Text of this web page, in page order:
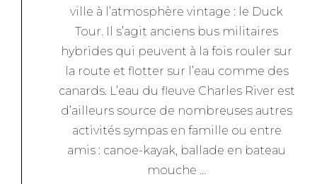
ville à l’atmosphère vintage : le Duck
Tour. Il s’agit anciens bus militaires
hybrides qui peuvent à la fois rouler sur
la route et flotter sur l’eau comme des
canards. L’eau du fleuve Charles River est
d’ailleurs source de nombreuses autres
activités sympas en famille ou entre
amis : canoe-kayak, ballade en bateau
mouche …